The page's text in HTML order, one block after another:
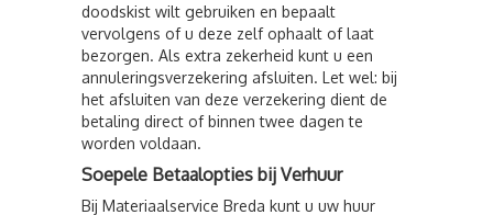
doodskist wilt gebruiken en bepaalt
vervolgens of u deze zelf ophaalt of laat
bezorgen. Als extra zekerheid kunt u een
annuleringsverzekering afsluiten. Let wel: bij
het afsluiten van deze verzekering dient de
betaling direct of binnen twee dagen te
worden voldaan.
Soepele Betaalopties bij Verhuur
Bij Materiaalservice Breda kunt u uw huur